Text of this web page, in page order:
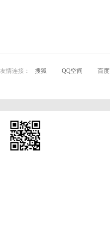
友情连接： 搜狐 QQ空间 百度